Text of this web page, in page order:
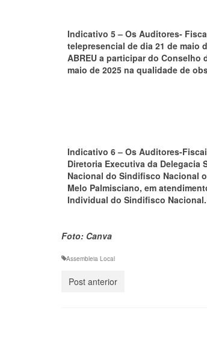
Indicativo 5 – Os Auditores-
telepresencial de dia 21 de maio
ABREU a participar do Conselho
maio de 2025 na qualidade de
Indicativo 6 – Os Auditores-
Diretoria Executiva da
Nacional do Sindifisco Nacional
Melo Palmisciano, em
Individual do Sindifisco Nacional.
Foto: Canva
Assembleia Local
Post anterior